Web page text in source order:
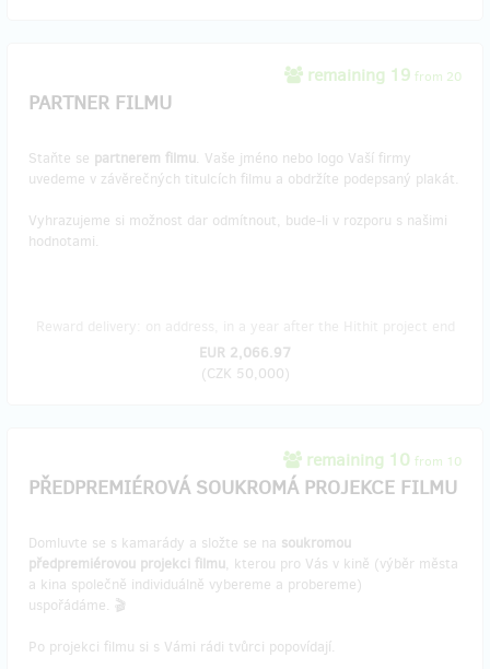
remaining 19 from 20
PARTNER FILMU
Staňte se partnerem filmu. Vaše jméno nebo logo Vaší firmy
uvedeme v závěrečných titulcích filmu a obdržíte podepsaný plakát.
Vyhrazujeme si možnost dar odmítnout, bude-li v rozporu s našimi
hodnotami.
EUR 2,066.97
(CZK 50,000)
remaining 10 from 10
PŘEDPREMIÉROVÁ SOUKROMÁ PROJEKCE FILMU
Domluvte se s kamarády a složte se na soukromou
předpremiérovou projekci filmu, kterou pro Vás v kině (výběr města
a kina společně individuálně vybereme a probereme)
uspořádáme. 🎬
Po projekci filmu si s Vámi rádi tvůrci popovídají.